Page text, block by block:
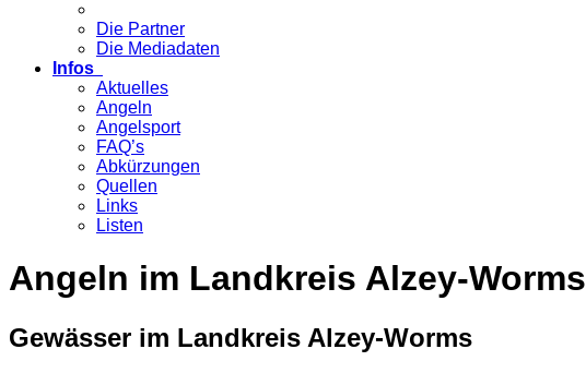
Die Partner
Die Mediadaten
Infos
Aktuelles
Angeln
Angelsport
FAQ’s
Abkürzungen
Quellen
Links
Listen
Angeln im Landkreis Alzey-Worms
Gewässer im Landkreis Alzey-Worms